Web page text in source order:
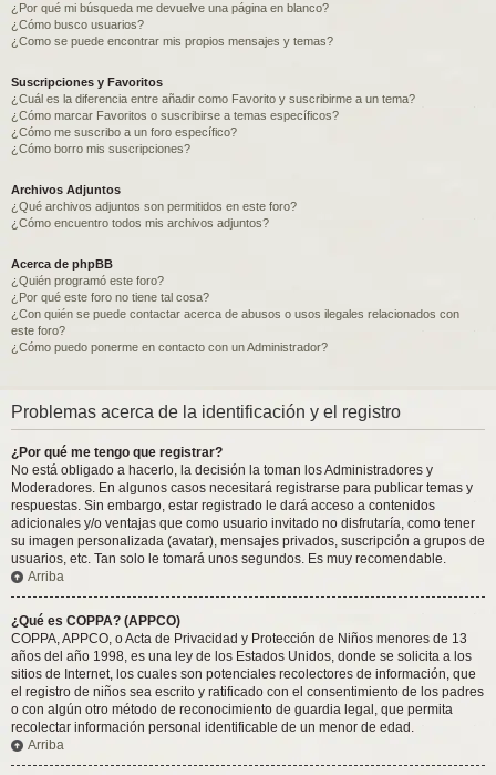
¿Por qué mi búsqueda me devuelve una página en blanco?
¿Cómo busco usuarios?
¿Como se puede encontrar mis propios mensajes y temas?
Suscripciones y Favoritos
¿Cuál es la diferencia entre añadir como Favorito y suscribirme a un tema?
¿Cómo marcar Favoritos o suscribirse a temas específicos?
¿Cómo me suscribo a un foro específico?
¿Cómo borro mis suscripciones?
Archivos Adjuntos
¿Qué archivos adjuntos son permitidos en este foro?
¿Cómo encuentro todos mis archivos adjuntos?
Acerca de phpBB
¿Quién programó este foro?
¿Por qué este foro no tiene tal cosa?
¿Con quién se puede contactar acerca de abusos o usos ilegales relacionados con
este foro?
¿Cómo puedo ponerme en contacto con un Administrador?
Problemas acerca de la identificación y el registro
¿Por qué me tengo que registrar?
No está obligado a hacerlo, la decisión la toman los Administradores y
Moderadores. En algunos casos necesitará registrarse para publicar temas y
respuestas. Sin embargo, estar registrado le dará acceso a contenidos
adicionales y/o ventajas que como usuario invitado no disfrutaría, como tener
su imagen personalizada (avatar), mensajes privados, suscripción a grupos de
usuarios, etc. Tan solo le tomará unos segundos. Es muy recomendable.
Arriba
¿Qué es COPPA? (APPCO)
COPPA, APPCO, o Acta de Privacidad y Protección de Niños menores de 13
años del año 1998, es una ley de los Estados Unidos, donde se solicita a los
sitios de Internet, los cuales son potenciales recolectores de información, que
el registro de niños sea escrito y ratificado con el consentimiento de los padres
o con algún otro método de reconocimiento de guardia legal, que permita
recolectar información personal identificable de un menor de edad.
Arriba